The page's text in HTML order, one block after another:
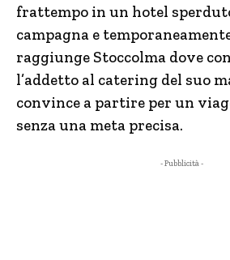
frattempo in un hotel
campagna e
raggiunge Stoccolma dove
l’addetto al catering del suo
convince a partire per un
senza una meta precisa.
- Pubblicità -